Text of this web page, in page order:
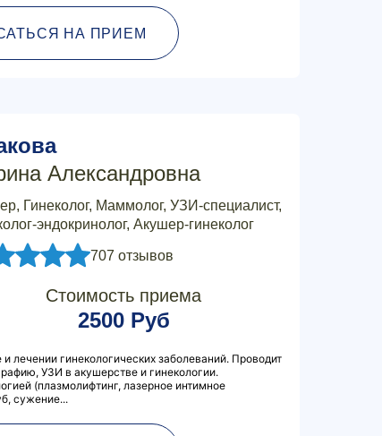
НА ПРИЕМ
Александровна
Гинеколог, Маммолог, УЗИ-специалист,
эндокринолог, Акушер-гинеколог
707 отзывов
Стоимость приема
2500 Руб
лечении гинекологических заболеваний. Проводит
УЗИ в акушерстве и гинекологии.
(плазмолифтинг, лазерное интимное
сужение...